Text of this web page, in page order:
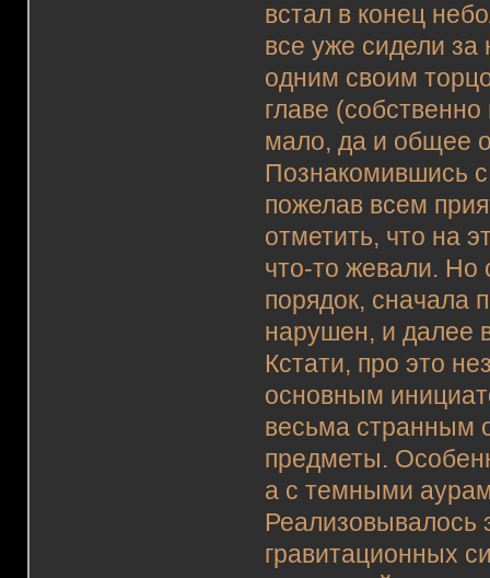
встал в конец
все уже сидели
одним своим
главе
мало, да и общее
Познакомившись
пожелав всем
отметить, что на
что-то жевали. Но
порядок, сначала
нарушен, и далее
Кстати, про это
основным
весьма странным
предметы.
а с темными
Реализовывалось
гравитационных